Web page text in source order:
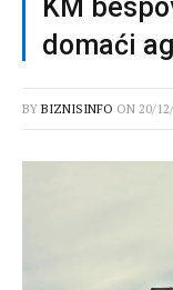
KM
domaći
BY BIZNISINFO ON 20/